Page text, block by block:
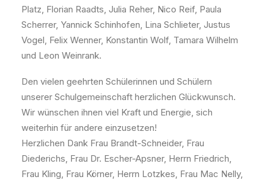
Platz, Florian Raadts, Julia Reher, Nico Reif, Paula
Scherrer, Yannick Schinhofen, Lina Schlieter, Justus
Vogel, Felix Wenner, Konstantin Wolf, Tamara Wilhelm
und Leon Weinrank.
Den vielen geehrten Schülerinnen und Schülern
unserer Schulgemeinschaft herzlichen Glückwunsch.
Wir wünschen ihnen viel Kraft und Energie, sich
weiterhin für andere einzusetzen!
Herzlichen Dank Frau Brandt-Schneider, Frau
Diederichs, Frau Dr. Escher-Apsner, Herrn Friedrich,
Frau Kling, Frau Körner, Herrn Lotzkes, Frau Mac Nelly,